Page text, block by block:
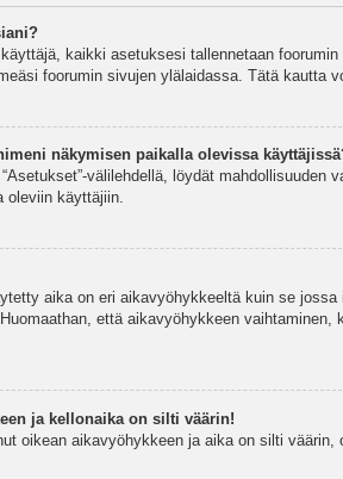
kaikki asetuksesi tallennetaan
foorumin sivujen ylälaidassa. Tätä kautta
näkymisen paikalla olevissa
välilehdellä, löydät mahdollisuuden
oleviin käyttäjiin.
aika on eri aikavyöhykkeeltä kuin se
että aikavyöhykkeen
ja kellonaika on silti väärin!
oikean aikavyöhykkeen ja aika on silti